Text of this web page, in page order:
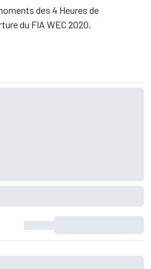
des 4 Heures de
du FIA WEC 2020.